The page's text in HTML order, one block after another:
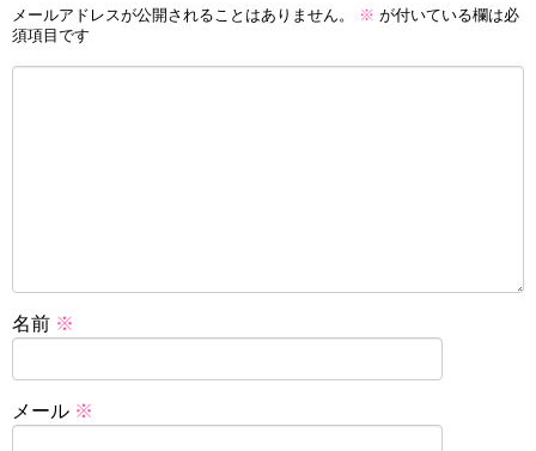
メールアドレスが公開されることはありません。 ※ が付いている欄は必
須項目です
名前 ※
メール ※